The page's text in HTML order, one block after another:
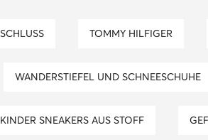
TOMMY HILFIGER
WANDERSTIEFEL UND SCHNEESCHUHE
KINDER SNEAKERS AUS STOFF